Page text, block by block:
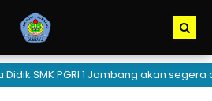
SMK PGRI 1 Jombang akan segera